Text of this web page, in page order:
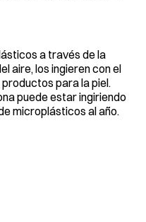
a través de la
aire, los ingieren con el
para la piel.
puede estar ingiriendo
microplásticos al año.